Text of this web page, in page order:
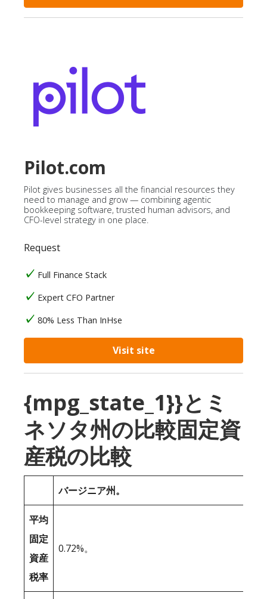
Pilot.com
Pilot gives businesses all the financial resources they
need to manage and grow — combining agentic
bookkeeping software, trusted human advisors, and
CFO-level strategy in one place.
Request
Full Finance Stack
Expert CFO Partner
80% Less Than InHse
Visit site
{mpg_state_1}}とミ
ネソタ州の比較固定資
産税の比較
バージニア州。
平均
固定
資産
税率
0.72%。